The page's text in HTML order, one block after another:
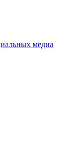
медиа